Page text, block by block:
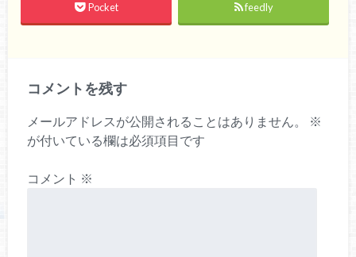
Pocket feedly
コメントを残す
メールアドレスが公開されることはありません。
※
が付いている欄は必須項目です
コメント ※